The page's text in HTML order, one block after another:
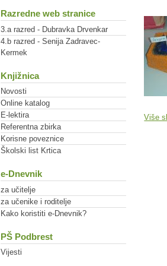
Razredne web stranice
3.a razred - Dubravka Drvenkar
4.b razred - Senija Zadravec-
Kermek
Knjižnica
Novosti
Online katalog
E-lektira
Referentna zbirka
Korisne poveznice
Školski list Krtica
e-Dnevnik
za učitelje
za učenike i roditelje
Kako koristiti e-Dnevnik?
PŠ Podbrest
Vijesti
Više